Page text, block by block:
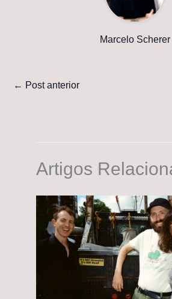
Marcelo Scherer
← Post anterior
Artigos